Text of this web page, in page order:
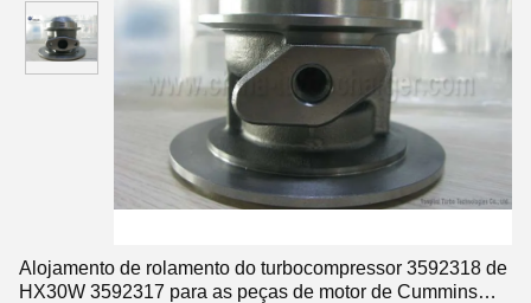
Alojamento de rolamento do turbocompressor 3592318 de
HX30W 3592317 para as peças de motor de Cummins